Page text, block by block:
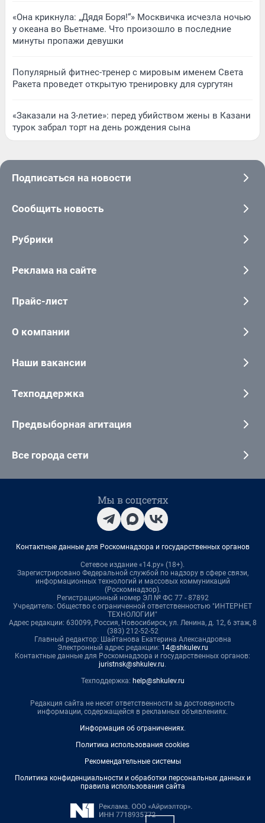
«Она крикнула: „Дядя Боря!“» Москвичка исчезла ночью
у океана во Вьетнаме. Что произошло в последние
минуты пропажи девушки
Популярный фитнес-тренер с мировым именем Света
Ракета проведет открытую тренировку для сургутян
«Заказали на 3-летие»: перед убийством жены в Казани
турок забрал торт на день рождения сына
Подписаться на новости
Сообщить новость
Рубрики
Реклама на сайте
Прайс-лист
О компании
Наши вакансии
Техподдержка
Предвыборная агитация
Все города сети
Мы в соцсетях
Контактные данные для Роскомнадзора и государственных органов
Сетевое издание «14.ру» (18+).
Зарегистрировано Федеральной службой по надзору в сфере связи,
информационных технологий и массовых коммуникаций
(Роскомнадзор).
Регистрационный номер ЭЛ № ФС 77 - 87892
Учредитель: Общество с ограниченной ответственностью "ИНТЕРНЕТ
ТЕХНОЛОГИИ"
Адрес редакции: 630099, Россия, Новосибирск, ул. Ленина, д. 12, 6 этаж, 8
(383) 212-52-52
Главный редактор: Шайтанова Екатерина Александровна
Электронный адрес редакции: 14@shkulev.ru
Контактные данные для Роскомнадзора и государственных органов:
juristnsk@shkulev.ru.
Техподдержка: help@shkulev.ru
Редакция сайта не несет ответственности за достоверность
информации, содержащейся в рекламных объявлениях.
Информация об ограничениях.
Политика использования cookies
Рекомендательные системы
Политика конфиденциальности и обработки персональных данных и
правила использования сайта